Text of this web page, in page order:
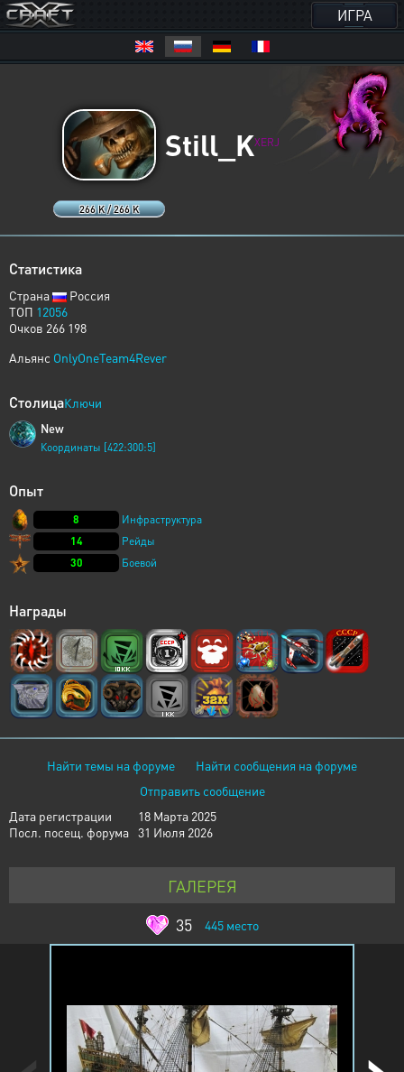
ИГРА
266 K / 266 K
Still_KXERJ
Статистика
Страна
Россия
ТОП 12056
Очков 266 198
Альянс OnlyOneTeam4Rever
СтолицаКлючи
New
Координаты [422:300:5]
Опыт
8
Инфраструктура
14
Рейды
30
Боевой
Награды
Найти темы на форуме
Найти сообщения на форуме
Отправить сообщение
Дата регистрации
18 Марта 2025
Посл. посещ. форума 31 Июля 2026
ГАЛЕРЕЯ
35
445место